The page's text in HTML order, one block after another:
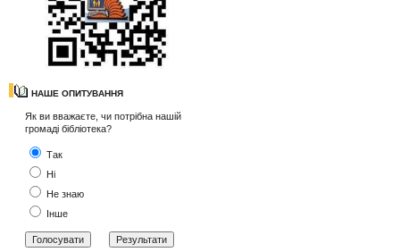
НАШЕ ОПИТУВАННЯ
Як ви вважаєте, чи потрібна нашій
громаді бібліотека?
Так
Ні
Не знаю
Інше